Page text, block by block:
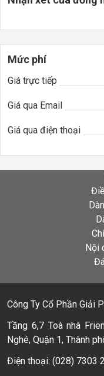
Mức phí
Giá trực tiếp
Giá qua Email
Giá qua điện thoại
Nội
Công Ty Cổ Phần Giải
Tầng 6,7 Toà nhà
Nghé, Quận 1, Thành
Điện thoại: (028) 7303